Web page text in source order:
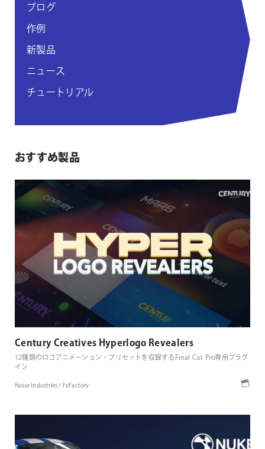
ブログ
作例
新製品
ニュース
チュートリアル
おすすめ製品
Century Creatives Hyperlogo Revealers
12種類のロゴアニメーション・プリセットを収録するFinal Cut Pro専用プラグ
イン
Noise Industries / FxFactory